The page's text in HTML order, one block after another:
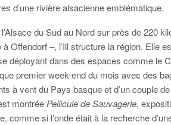
d’une rivière alsacienne emblématique.
du Sud au Nord sur près de 220
Offendorf –, l’Ill structure la région. Elle
déployant dans des espaces comme le
premier week-end du mois avec des
à vent du Pays basque et d’un couple
montrée Pellicule de Sauvagerie,
comme si l’onde était à la recherche